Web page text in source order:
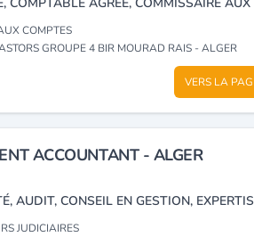
COMPTES
GROUPE 4 BIR MOURAD RAIS - ALGER
VERS LA
ACCOUNTANT - ALGER
JUDICIAIRES